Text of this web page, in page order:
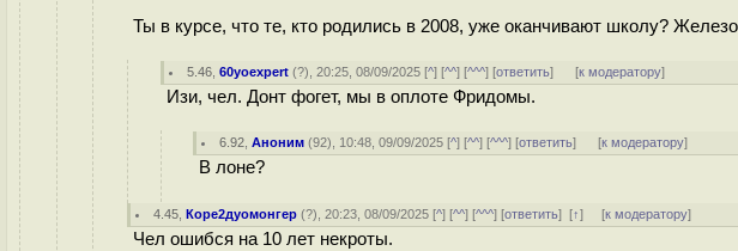
Ты в курсе, что те, кто родились в 2008, уже оканчивают школу?
5.46 ,60yoexpert (?), 20:25, 08/09/2025 [^] [^^] [^^^] [ответить] [к модератору]
Изи, чел. Донт фогет, мы в оплоте Фридомы.
6.92 ,Аноним (92), 10:48, 09/09/2025 [^] [^^] [^^^] [ответить] [к модератору]
В лоне?
4.45 ,Коре2дуомонгер (?), 20:23, 08/09/2025 [^] [^^] [^^^] [ответить][↑] [к модератору]
Чел ошибся на 10 лет некроты.